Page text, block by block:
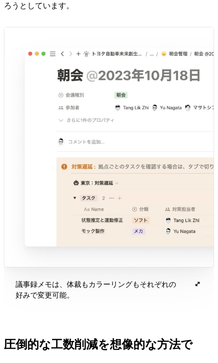
ろうとしています。
議事録メモは、体裁もカラーリングもそれぞれの
好みで変更可能。
圧倒的な工数削減を想像的な方法で